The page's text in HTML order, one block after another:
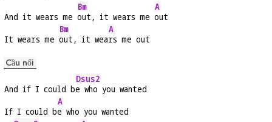
And it wears me
Bm
out, it wears me
A
out
It wears me
Bm
out, it wea
A
rs me out
Cầu nối
And if I could b
Dsus2
e who you wanted
If I could b
A
e who you wanted